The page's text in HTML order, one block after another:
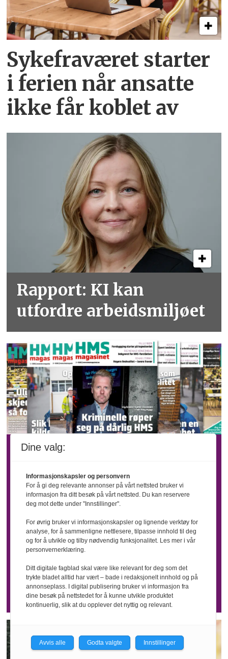
Sykefraværet starter
i ferien når ansatte
ikke får koblet av
Rapport: KI kan
utfordre arbeidsmiljøet
Her er hele
vårt digitale
HMS-arkiv!
Nå kan du søke i alle våre blader etter
akkurat det du trenger - helt tilbake til
2005. Et enormt, søkbart, digitalt
bladarkiv er tilgjengelig for alle våre
abonnenter.
Dine valg:
Informasjonskapsler og personvern
For å gi deg relevante annonser på vårt nettsted bruker vi
informasjon fra ditt besøk på vårt nettsted. Du kan reservere
deg mot dette under "Innstillinger".
For øvrig bruker vi informasjonskapsler og lignende verktøy for
analyse, for å sammenligne nettlesere, tilpasse innhold til deg
og for å utvikle og tilby nødvendig funksjonalitet. Les mer i vår
personvernerklæring.
Ditt digitale fagblad skal være like relevant for deg som det
trykte bladet alltid har vært – bade i redaksjonelt innhold og på
annonseplass. I digital publisering bruker vi informasjon fra
dine besøk på nettstedet for å kunne utvikle produktet
kontinuerlig, slik at du opplever det nyttig og relevant.
Avvis alle Godta valgte Innstillinger